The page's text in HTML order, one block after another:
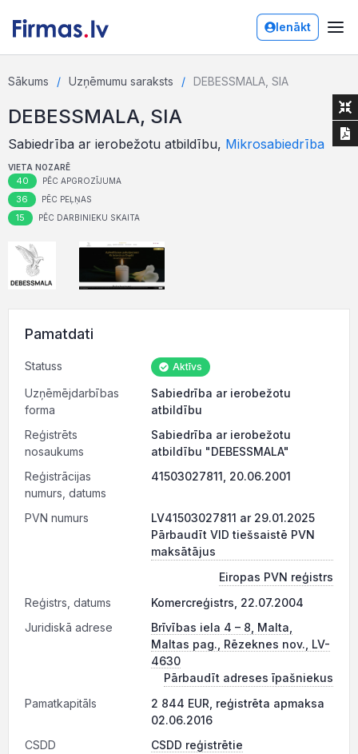
Ienākt
Sākums Uzņēmumu saraksts DEBESSMALA, SIA
DEBESSMALA, SIA
Sabiedrība ar ierobežotu atbildību, Mikrosabiedrība
VIETA NOZARĒ
40 PĒC APGROZĪJUMA
36 PĒC PEĻŅAS
15 PĒC DARBINIEKU SKAITA
Pamatdati
Statuss Aktīvs
Uzņēmējdarbības
forma
Sabiedrība ar ierobežotu
atbildību
Reģistrēts
nosaukums
Sabiedrība ar ierobežotu
atbildību "DEBESSMALA"
Reģistrācijas
numurs, datums
41503027811, 20.06.2001
PVN numurs
LV41503027811 ar 29.01.2025
Pārbaudīt VID tiešsaistē PVN
maksātājus
Eiropas PVN reģistrs
Reģistrs, datums
Komercreģistrs, 22.07.2004
Juridiskā adrese
Brīvības iela 4 – 8, Malta,
Maltas pag., Rēzeknes nov., LV-
4630
Pārbaudīt adreses īpašniekus
Pamatkapitāls
2 844 EUR, reģistrēta apmaksa
02.06.2016
CSDD
CSDD reģistrētie